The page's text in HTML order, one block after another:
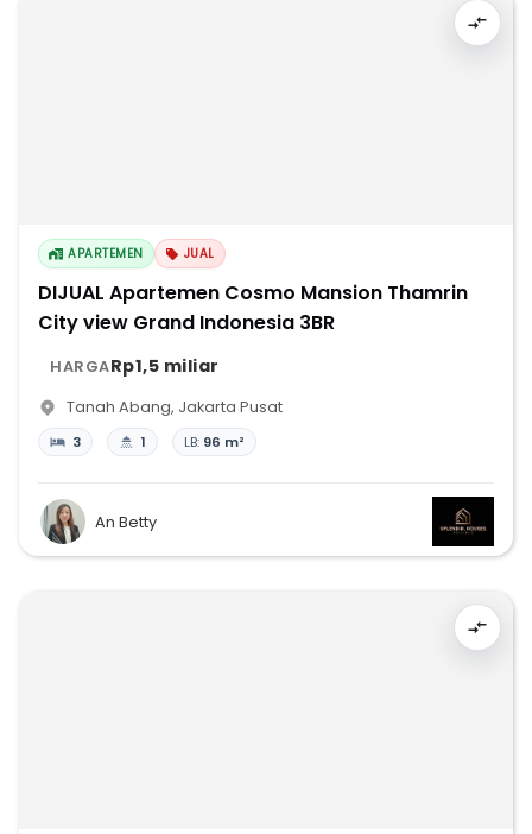
APARTEMEN JUAL
DIJUAL Apartemen Cosmo Mansion Thamrin
City view Grand Indonesia 3BR
HARGARp1,5 miliar
Tanah Abang, Jakarta Pusat
3 1 LB: 96 m²
An Betty